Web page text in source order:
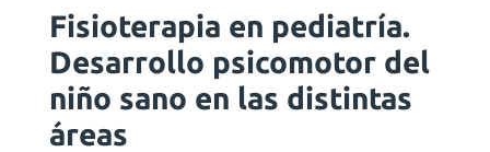
Fisioterapia en pediatría.
Desarrollo psicomotor del
niño sano en las distintas
áreas